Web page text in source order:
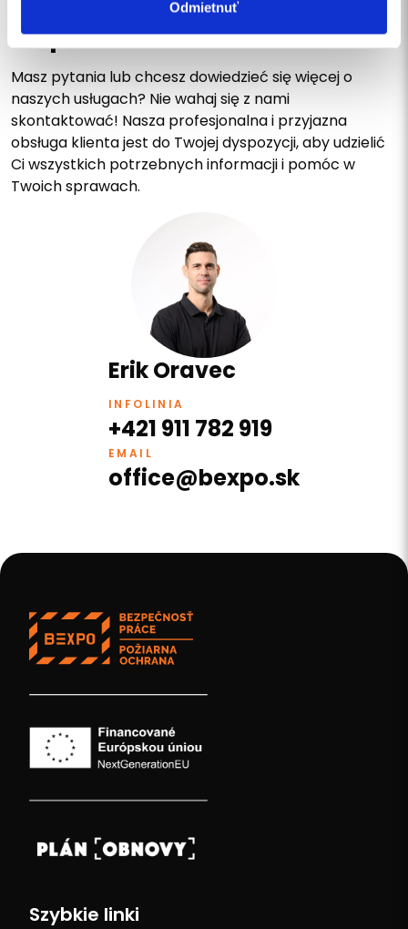
Odmietnuť
Napisz do nas lub zadzwoń
Masz pytania lub chcesz dowiedzieć się więcej o
naszych usługach? Nie wahaj się z nami
skontaktować! Nasza profesjonalna i przyjazna
obsługa klienta jest do Twojej dyspozycji, aby udzielić
Ci wszystkich potrzebnych informacji i pomóc w
Twoich sprawach.
Erik Oravec
INFOLINIA
+421 911 782 919
EMAIL
office@bexpo.sk
Szybkie linki